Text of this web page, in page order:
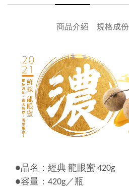
商品介紹 規格成份
●品名：經典 龍眼蜜 420g
●容量：420g／瓶